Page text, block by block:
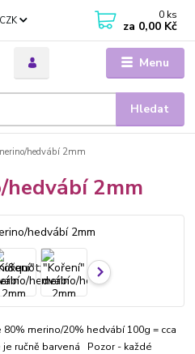
Menu
CZK
Hledat
0 ks
za 0,00 Kč
hedvábí 2mm
2mm
merino/20% hedvábí 100g = cca
ručně barvená Pozor - každé